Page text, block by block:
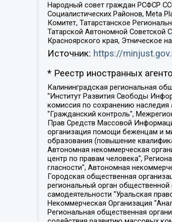
Народный совет граждан РСФСР
Социалистических Районов, Meta
Комитет, Татарстанское
Татарской Автономной Советской
Красноярского края, Этническое
Источник: https://
* Реестр иностранных
Калининградская региональная общественная организация "Экозащита!-Женсовет", Фонд содействия защите прав и свобод граждан "Общественный вердикт", Фонд "Институт Развития Свободы Информации", Частное учреждение "Информационное агентство МЕМО. РУ", Региональная общественная организация "Общественная комиссия по сохранению наследия академика Сахарова", Фонд поддержки свободы прессы, Санкт-Петербургская общественная правозащитная организация "Гражданский контроль", Межрегиональная общественная организация "Информационно-просветительский центр "Мемориал", Региональный Фонд "Центр Защиты Прав Средств Массовой Информации", с 05.12.2023 Фонд "Центр Защиты Прав Средств массовой информации", Региональная общественная благотворительная организация помощи беженцам и мигрантам "Гражданское содействие", Негосударственное образовательное учреждение дополнительного профессионального образования (повышение квалификации) специалистов "АКАДЕМИЯ ПО ПРАВАМ ЧЕЛОВЕКА", Свердловская региональная общественная организация "Сутяжник", Автономная некоммерческая организация "Центр независимых социологических исследований", Союз общественных объединений "Российский исследовательский центр по правам человека", Региональное общественное учреждение научно-информационный центр "МЕМОРИАЛ", Некоммерческая организация "Фонд защиты гласности", Автономная некоммерческая организация "Институт прав человека", Городская общественная организация "Екатеринбургское общество "МЕМОРИАЛ", Городская общественная организация "Рязанское историко-просветительское и правозащитное общество "Мемориал" (Рязанский Мемориал), Челябинский региональный орган общественной самодеятельности – женское общественное объединение "Женщины Евразии", Челябинский региональный орган общественной самодеятельности "Уральская правозащитная группа", Фонд содействия защите здоровья и социальной справедливости имени Андрея Рылькова, Автономная Некоммерческая Организация "Аналитический Центр Юрия Левады", Автономная некоммерческая организация социальной поддержки населения "Проект Апрель", Региональная